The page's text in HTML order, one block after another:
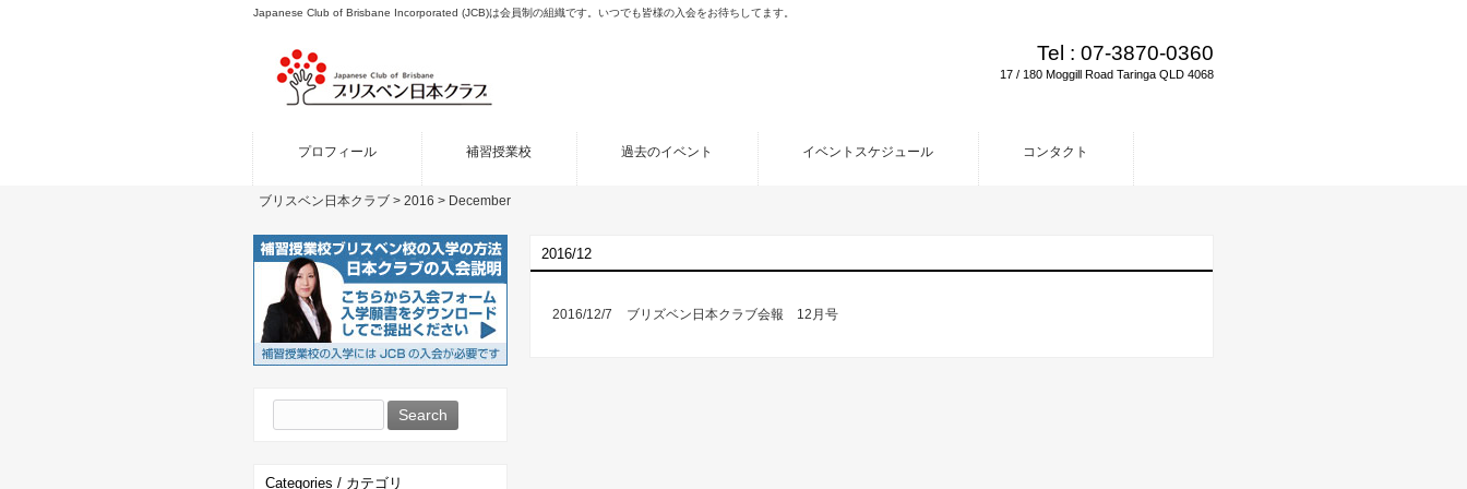
Japanese Club of Brisbane Incorporated (JCB)は会員制の組織です。いつでも皆様の入会をお待ちしてます。
Tel : 07-3870-0360
17 / 180 Moggill Road Taringa QLD 4068
プロフィール 補習授業校 過去のイベント イベントスケジュール コンタクト
ブリスベン日本クラブ > 2016 > December
2016/12
2016/12/7 ブリズベン日本クラブ会報 12月号
for:
Categories / カテゴリ